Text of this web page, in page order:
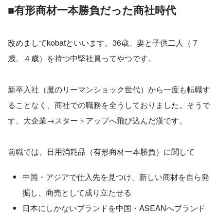
■有形商材一本勝負だった商社時代
改めましてkobatといいます。36歳、妻と子供二人（７
歳、４歳）を持つ中堅社員ってやつです。
新卒入社（魔のリーマンショック世代）から一度も転職す
ることなく、商社での職務を全うしておりました。そうで
す、大企業→スタートアップへ飛び込んだ漢です。
前職では、日用消耗品（有形商材一本勝負）に関して
中国・アジアで仕入先を見つけ、新しい商材を自ら発
掘し、商売として成り立たせる
日本にしかないブランドを中国・ASEANへブランド